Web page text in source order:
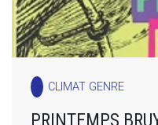
CLIMAT GENRE
PRINTEMPS